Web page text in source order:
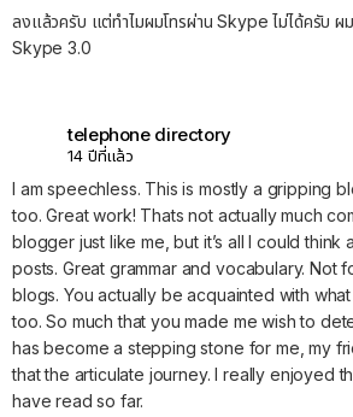
ลงแล้วครับ แต่ทำไมผมโทรผ่าน Skype ไม่ได้ครับ ผ
Skype 3.0
telephone directory
14 ปีที่แล้ว
I am speechless. This is mostly a gripping
too. Great work! Thats not actually much
blogger just like me, but it’s all I could think
posts. Great grammar and vocabulary. Not
blogs. You actually be acquainted with
too. So much that you made me wish to
has become a stepping stone for me, my
that the articulate journey. I really enjoyed
have read so far.